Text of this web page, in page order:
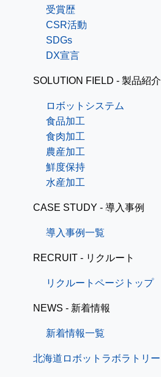
受賞歴
CSR活動
SDGs
DX宣言
SOLUTION FIELD - 製品紹介
ロボットシステム
食品加工
食肉加工
農産加工
鮮度保持
水産加工
CASE STUDY - 導入事例
導入事例一覧
RECRUIT - リクルート
リクルートページトップ
NEWS - 新着情報
新着情報一覧
北海道ロボットラボラトリー